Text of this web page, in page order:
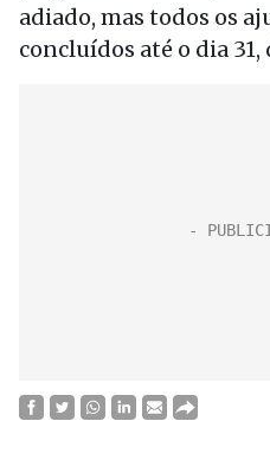
adiado, mas todos os
concluídos até o dia